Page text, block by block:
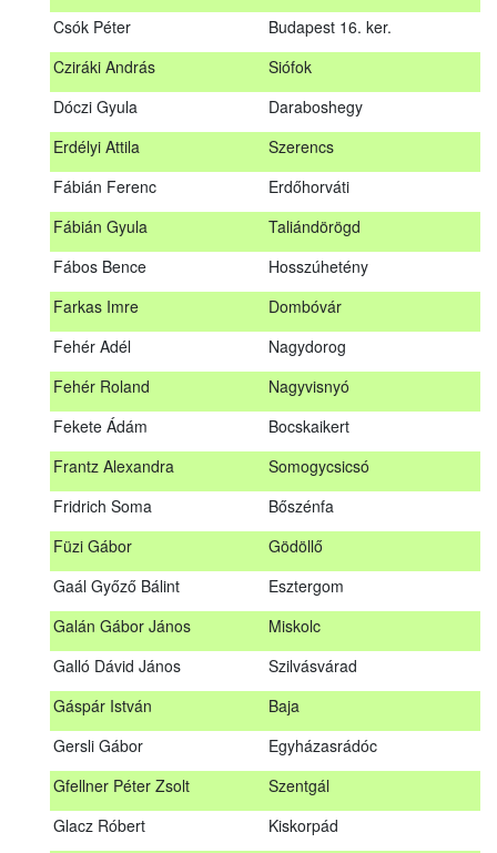
Csók Péter
Budapest 16. ker.
Cziráki András
Siófok
Dóczi Gyula
Daraboshegy
Erdélyi Attila
Szerencs
Fábián Ferenc
Erdőhorváti
Fábián Gyula
Taliándörögd
Fábos Bence
Hosszúhetény
Farkas Imre
Dombóvár
Fehér Adél
Nagydorog
Fehér Roland
Nagyvisnyó
Fekete Ádám
Bocskaikert
Frantz Alexandra
Somogycsicsó
Fridrich Soma
Bőszénfa
Füzi Gábor
Gödöllő
Gaál Győző Bálint
Esztergom
Galán Gábor János
Miskolc
Galló Dávid János
Szilvásvárad
Gáspár István
Baja
Gersli Gábor
Egyházasrádóc
Gfellner Péter Zsolt
Szentgál
Glacz Róbert
Kiskorpád
Barcs
Cseri Árpád
Cserményiné Váradi Melinda
Csók Péter
Budapest 16. ker.
Daraboshegy
Erdőhorváti
Taliándörögd
Dombóvár
Fekete Ádám
Bocskaikert
Gaál Győző Bálint
Esztergom
Miskolc
Szilvásvárad